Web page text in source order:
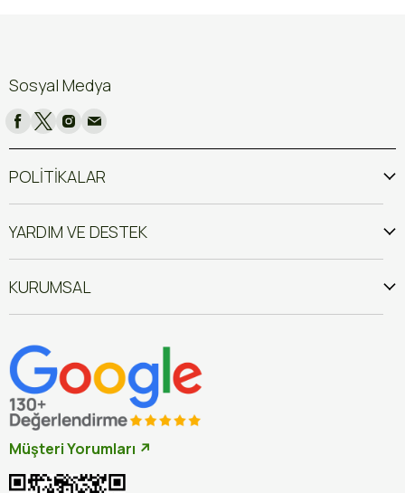
Sosyal Medya
POLİTİKALAR
YARDIM VE DESTEK
KURUMSAL
Müşteri Yorumları ↗